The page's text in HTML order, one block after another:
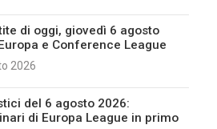
di oggi, giovedì 6 agosto
e Conference League
2026
del 6 agosto 2026:
di Europa League in primo